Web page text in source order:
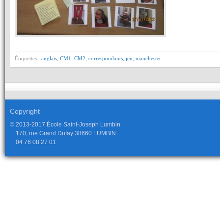
Étiquettes : anglais CM1 CM2 correspondants jeu manchester
Copyright
© 2013-2017 École Saint-Joseph Lumbin
170, rue Grand Dufay 38660 LUMBIN
04 76 08 27 01